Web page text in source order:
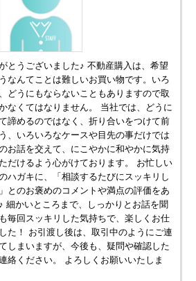
とうございました♪ 不動産購入は、希望
なんてことは難しいお買い物です。いろ
どうにもならないこともありますので取
なくてはなりません。 当社では、どうに
諦めるのではなく、折り合いをつけて前
、いろいろなケースや目先の事だけでは
お話を交えて、にこやかに和やかに気持
だけるよう心がけております。 お忙しい
ハガキに、「相談するたびにスッキリし
とのお褒めのコメントや満点の評価をあ
細かいところまで、しっかりとお話を聞
毎回スッキリした気持ちで、楽しくお仕
た！ お引渡し後は、取引中のようにご連
しまいますが、今後も、疑問や確認した
絡ください。 よろしくお願いいたしま